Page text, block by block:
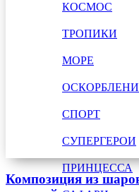
КОСМОС
ТРОПИКИ
МОРЕ
СПОРТ
СУПЕРГЕРОИ
ПРИНЦЕССА
Композиция из